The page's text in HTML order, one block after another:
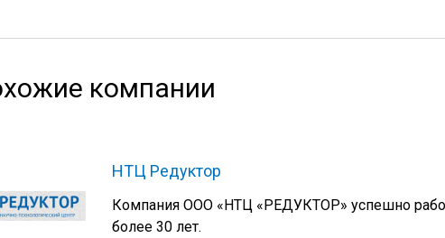
компании
НТЦ Редуктор
Компания ООО «НТЦ «РЕДУКТОР» успешно
более 30 лет.